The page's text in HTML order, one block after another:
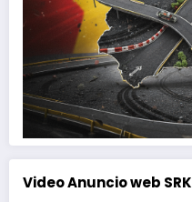
Video Anuncio web SRK